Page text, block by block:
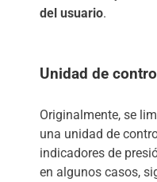
del usuario.
Unidad de control
Originalmente, se
una unidad de
indicadores de
en algunos casos,